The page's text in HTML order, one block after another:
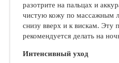
разотрите на пальцах и
чистую кожу по массажным
снизу вверх и к вискам. Эту
рекомендуется делать на
Интенсивный уход